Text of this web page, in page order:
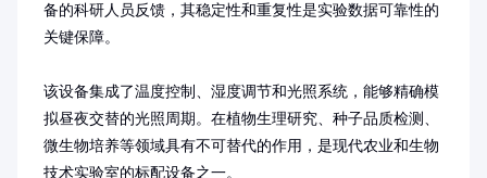
备的科研人员反馈，其稳定性和重复性是实验数据可靠性的
关键保障。
该设备集成了温度控制、湿度调节和光照系统，能够精确模
拟昼夜交替的光照周期。在植物生理研究、种子品质检测、
微生物培养等领域具有不可替代的作用，是现代农业和生物
技术实验室的标配设备之一。